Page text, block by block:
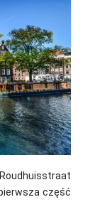
Roudhuisstraat
część